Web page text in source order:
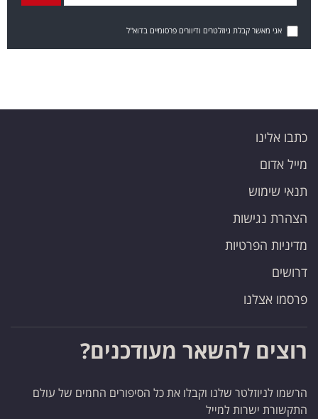
אני מאשר קבלת ניוזלטרים ודיוורים פרסומיים בדוא"ל
כתבו אלינו
מייל אדום
תנאי שימוש
הצהרת נגישות
מדיניות הפרטיות
דרושים
פרסמו אצלנו
רוצים להשאר מעודכנים?
הרשמו לניוזלטר שלנו וקבלו את כל הסיפורים החמים של עולם
התקשורת ישרות למייל